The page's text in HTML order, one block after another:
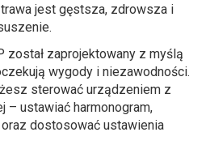
jest gęstsza, zdrowsza i
został zaprojektowany z myślą
wygody i niezawodności.
sterować urządzeniem z
– ustawiać harmonogram,
dostosować ustawienia